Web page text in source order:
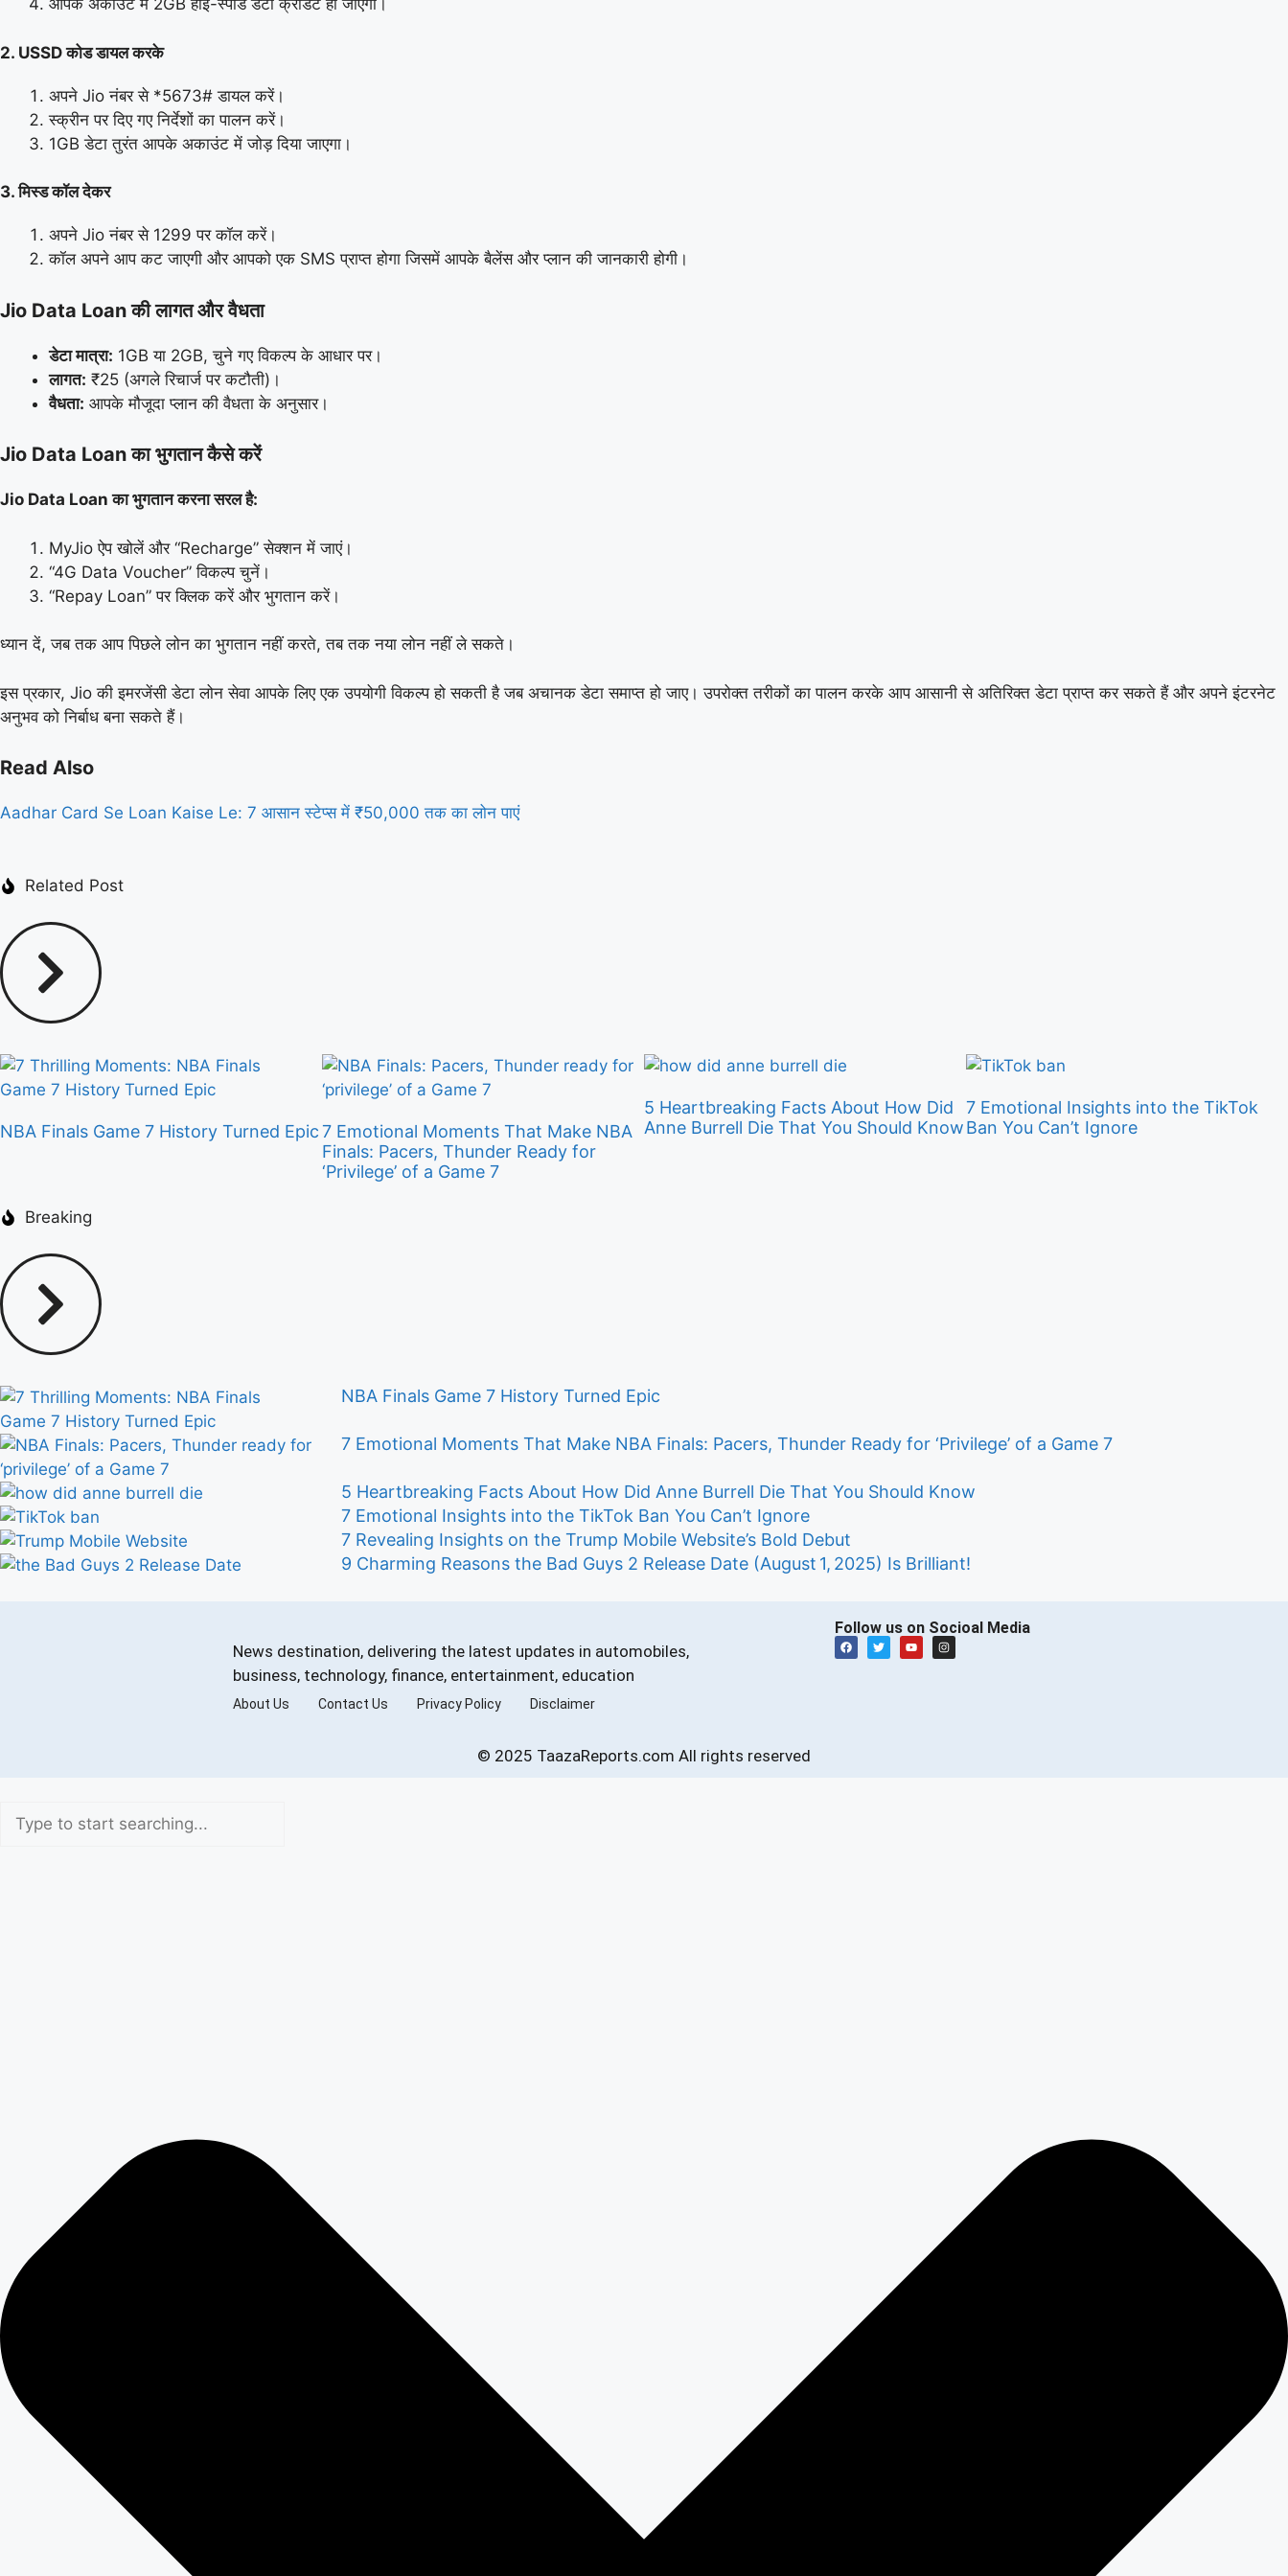
आपके अकाउंट में 2GB हाई-स्पीड डेटा क्रेडिट हो जाएगा।
2. USSD कोड डायल करके
अपने Jio नंबर से *5673# डायल करें।
स्क्रीन पर दिए गए निर्देशों का पालन करें।
1GB डेटा तुरंत आपके अकाउंट में जोड़ दिया जाएगा।
3. मिस्ड कॉल देकर
अपने Jio नंबर से 1299 पर कॉल करें।
कॉल अपने आप कट जाएगी और आपको एक SMS प्राप्त होगा जिसमें आपके बैलेंस और प्लान की जानकारी होगी।
Jio Data Loan की लागत और वैधता
डेटा मात्रा: 1GB या 2GB, चुने गए विकल्प के आधार पर।
लागत: ₹25 (अगले रिचार्ज पर कटौती)।
वैधता: आपके मौजूदा प्लान की वैधता के अनुसार।
Jio Data Loan का भुगतान कैसे करें
Jio Data Loan का भुगतान करना सरल है:
MyJio ऐप खोलें और “Recharge” सेक्शन में जाएं।
“4G Data Voucher” विकल्प चुनें।
“Repay Loan” पर क्लिक करें और भुगतान करें।
ध्यान दें, जब तक आप पिछले लोन का भुगतान नहीं करते, तब तक नया लोन नहीं ले सकते।
इस प्रकार, Jio की इमरजेंसी डेटा लोन सेवा आपके लिए एक उपयोगी विकल्प हो सकती है जब अचानक डेटा समाप्त हो जाए। उपरोक्त तरीकों का पालन करके आप आसानी से अतिरिक्त डेटा प्राप्त कर सकते हैं और अपने इंटरनेट
अनुभव को निर्बाध बना सकते हैं।
Read Also
Aadhar Card Se Loan Kaise Le: 7 आसान स्टेप्स में ₹50,000 तक का लोन पाएं
Related Post
NBA Finals Game 7 History Turned Epic7 Emotional Moments That Make NBA
Finals: Pacers, Thunder Ready for
‘Privilege’ of a Game 7
5 Heartbreaking Facts About How Did
Anne Burrell Die That You Should Know
7 Emotional Insights into the TikTok
Ban You Can’t Ignore
Breaking
NBA Finals Game 7 History Turned Epic
7 Emotional Moments That Make NBA Finals: Pacers, Thunder Ready for ‘Privilege’ of a Game 7
5 Heartbreaking Facts About How Did Anne Burrell Die That You Should Know
7 Emotional Insights into the TikTok Ban You Can’t Ignore
7 Revealing Insights on the Trump Mobile Website’s Bold Debut
9 Charming Reasons the Bad Guys 2 Release Date (August 1, 2025) Is Brilliant!
News destination, delivering the latest updates in automobiles,
business, technology, finance, entertainment, education
About Us Contact Us Privacy Policy Disclaimer
Follow us on Socioal Media
© 2025 TaazaReports.com All rights reserved